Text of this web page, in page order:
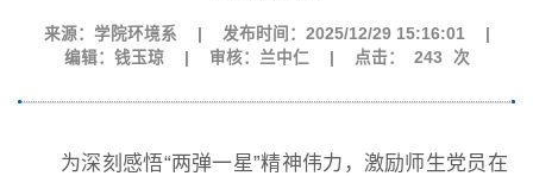
图片新闻
来源：学院环境系 发布时间：2025/12/29 15:16:01
编辑：钱玉琼
审核：兰中仁 点击： 243 次
为深刻感悟“两弹一星”精神伟力，激励师生党员在